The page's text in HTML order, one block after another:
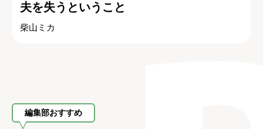
夫を失うということ
柴山ミカ
編集部おすすめ